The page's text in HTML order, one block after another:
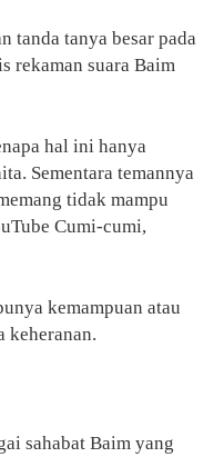
tanda tanya besar pada
rekaman suara Baim
hal ini hanya
Sementara temannya
tidak mampu
Cumi-cumi,
kemampuan atau
keheranan.
sahabat Baim yang